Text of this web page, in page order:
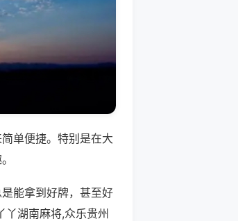
单便捷。特别是在大
能拿到好牌，甚至好
丫湖南麻将,众乐贵州